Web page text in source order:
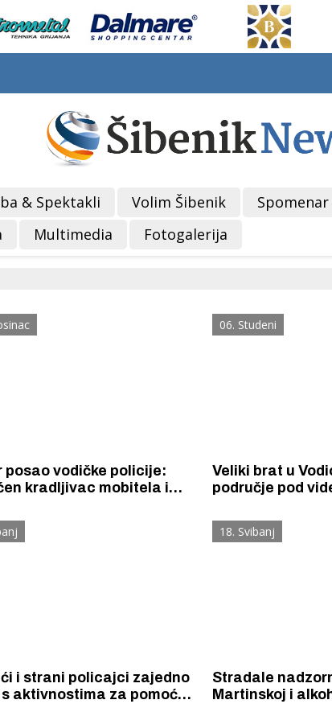
& Spektakli Volim Šibenik Spomenar
Multimedia Fotogalerija
posao vodičke policije:
kradljivac mobitela i
06. Studeni
Veliki brat u
područje pod
i strani policajci zajedno
s aktivnostima za pomoć
18. Svibanj
Stradale
Martinskoj i